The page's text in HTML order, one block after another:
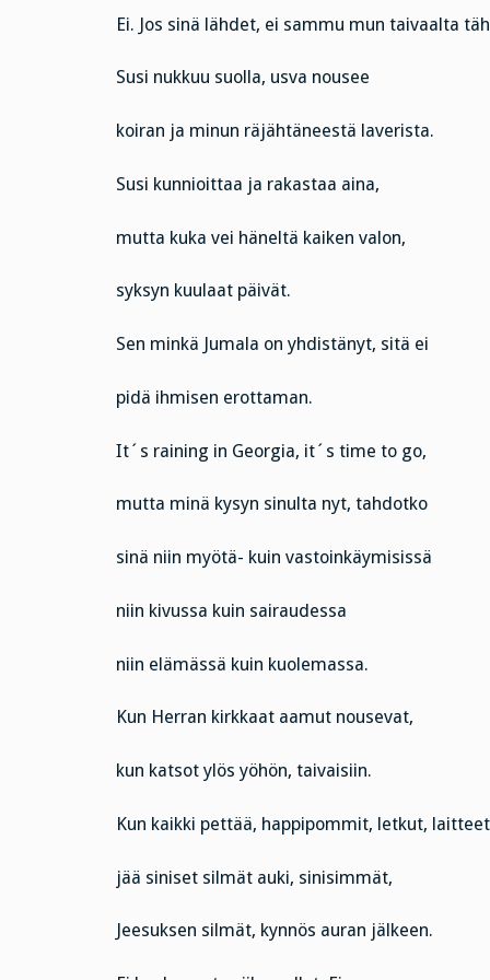
Ei. Jos sinä lähdet, ei sammu mun taivaalta
Susi nukkuu suolla, usva nousee
koiran ja minun räjähtäneestä laverista.
Susi kunnioittaa ja rakastaa aina,
mutta kuka vei häneltä kaiken valon,
syksyn kuulaat päivät.
Sen minkä Jumala on yhdistänyt, sitä ei
pidä ihmisen erottaman.
It´s raining in Georgia, it´s time to go,
mutta minä kysyn sinulta nyt, tahdotko
sinä niin myötä- kuin vastoinkäymisissä
niin kivussa kuin sairaudessa
niin elämässä kuin kuolemassa.
Kun Herran kirkkaat aamut nousevat,
kun katsot ylös yöhön, taivaisiin.
Kun kaikki pettää, happipommit, letkut,
jää siniset silmät auki, sinisimmät,
Jeesuksen silmät, kynnös auran jälkeen.